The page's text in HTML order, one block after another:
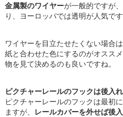
金属製のワイヤーが一般的ですが、
り、ヨーロッパでは透明が人気です
ワイヤーを目立たせたくない場合
紙と合わせた色にするのがオスス
物を見て決めるのも良いですね。
ピクチャーレールのフックは後入
ピクチャーレールのフックは最初
ますが、
レールカバーを外せば後